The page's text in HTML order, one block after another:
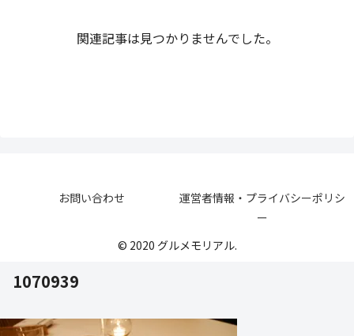
関連記事は見つかりませんでした。
お問い合わせ
運営者情報・プライバシーポリシ
ー
© 2020 グルメモリアル.
1070939